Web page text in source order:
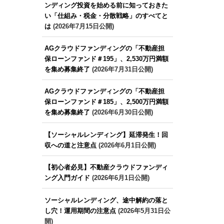
ンディング投資を始める前に知っておきた
い「仕組み・税金・分散戦略」のすべてと
は(2026年7月15日公開)
AGクラウドファンディングの「不動産担
保ローンファンド＃195」、2,530万円満額
を集め募集終了 (2026年7月31日公開)
AGクラウドファンディングの「不動産担
保ローンファンド＃185」、2,500万円満額
を集め募集終了 (2026年6月30日公開)
【ソーシャルレンディング】延滞発生！回
収への道と注意点(2026年6月1日公開)
【初心者必見】不動産クラウドファンディ
ング入門ガイド (2026年6月1日公開)
ソーシャルレンディング、途中解約の落と
し穴！運用期間の注意点(2026年5月31日公
開)